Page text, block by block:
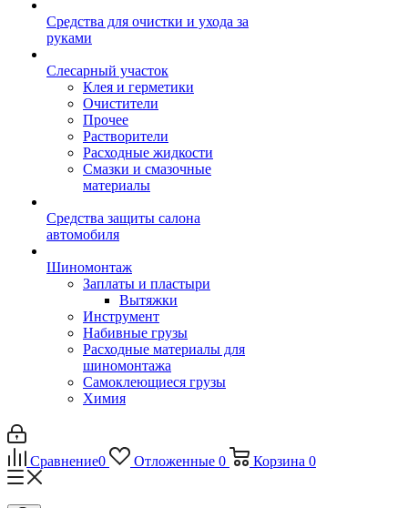
Средства для очистки и ухода за
руками
Слесарный участок
Клея и герметики
Очистители
Прочее
Растворители
Расходные жидкости
Смазки и смазочные
материалы
Средства защиты салона
автомобиля
Шиномонтаж
Заплаты и пластыри
Вытяжки
Инструмент
Набивные грузы
Расходные материалы для
шиномонтажа
Самоклеющиеся грузы
Химия
Сравнение0 Отложенные 0 Корзина 0